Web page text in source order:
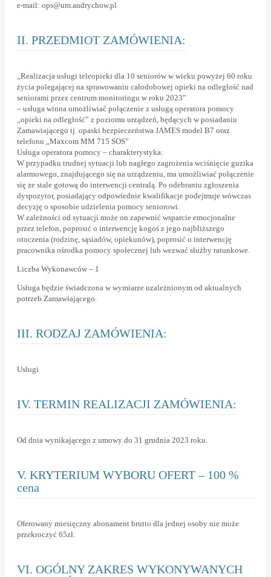
e-mail: ops@um.andrychow.pl
II. PRZEDMIOT ZAMÓWIENIA:
„Realizacja usługi teleopieki dla 10 seniorów w wieku powyżej 60 roku
życia polegającej na sprawowaniu całodobowej opieki na odległość nad
seniorami przez centrum monitoringu w roku 2023”
– usługa winna umożliwiać połączenie z usługą operatora pomocy
„opieki na odległość” z poziomu urządzeń, będących w posiadaniu
Zamawiającego tj. opaski bezpieczeństwa JAMES model B7 oraz
telefonu „Maxcom MM 715 SOS”
Usługa operatora pomocy – charakterystyka:
W przypadku trudnej sytuacji lub nagłego zagrożenia wciśnięcie guzika
alarmowego, znajdującego się na urządzeniu, ma umożliwiać połączenie
się ze stale gotową do interwencji centralą. Po odebraniu zgłoszenia
dyspozytor, posiadający odpowiednie kwalifikacje podejmuje wówczas
decyzję o sposobie udzielenia pomocy seniorowi.
W zależności od sytuacji może on zapewnić wsparcie emocjonalne
przez telefon, poprosić o interwencję kogoś z jego najbliższego
otoczenia (rodzinę, sąsiadów, opiekunów), poprosić o interwencję
pracownika ośrodka pomocy społecznej lub wezwać służby ratunkowe.
Liczba Wykonawców – 1
Usługa będzie świadczona w wymiarze uzależnionym od aktualnych
potrzeb Zamawiającego.
III. RODZAJ ZAMÓWIENIA:
Usługi
IV. TERMIN REALIZACJI ZAMÓWIENIA:
Od dnia wynikającego z umowy do 31 grudnia 2023 roku.
V. KRYTERIUM WYBORU OFERT – 100 %
cena
Oferowany miesięczny abonament brutto dla jednej osoby nie może
przekroczyć 65zł.
VI. OGÓLNY ZAKRES WYKONYWANYCH